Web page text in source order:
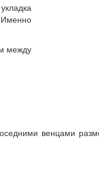
между
венцами